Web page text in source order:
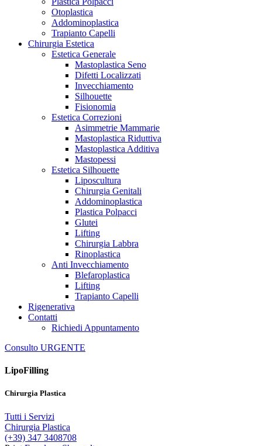
Otoplastica
Addominoplastica
Trapianto Capelli
Chirurgia Estetica
Estetica Generale
Mastoplastica Seno
Difetti Localizzati
Invecchiamento
Silhouette
Fisionomia
Estetica Correzioni
Asimmetrie Mammarie
Mastoplastica Riduttiva
Mastoplastica Additiva
Mastopessi
Estetica Silhouette
Liposcultura
Chirurgia Genitali
Addominoplastica
Plastica Polpacci
Glutei
Lifting
Chirurgia Labbra
Rinoplastica
Anti Invecchiamento
Blefaroplastica
Lifting
Trapianto Capelli
Rigenerativa
Contatti
Richiedi Appuntamento
Consulto URGENTE
LipoFilling
Chirurgia Plastica
Tutti i Servizi
Chirurgia Plastica
(+39) 347 3408708